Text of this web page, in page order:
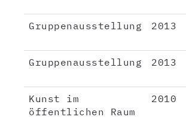
Gruppenausstellung 2013
Gruppenausstellung 2013
Kunst im
öffentlichen Raum
2010